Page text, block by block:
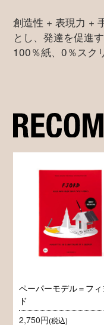
創造性 + 表現力 +
とし、発達を促進
100％紙、0％スク
ペーパーモデル＝フ
ド
2,750円(税込)